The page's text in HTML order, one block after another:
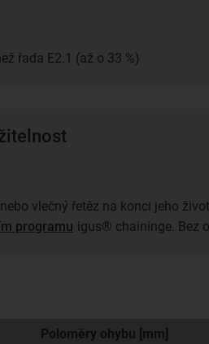
řada E2.1 (až o 33 %)
vlečný řetěz na konci jeho
programu igus® chaininge. Bez
Poloměry ohybu [mm]